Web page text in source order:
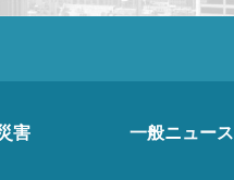
害 一般ニュース